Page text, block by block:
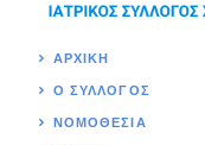
ΑΡΧΙΚΉ
Ο ΣΥΛΛΟΓΟΣ
ΝΟΜΟΘΕΣΊΑ